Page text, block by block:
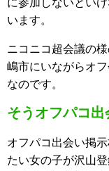
に参加しないとい
います。
ニコニコ超会議の
嶋市にいながらオ
なのです。
そうオフパコ出
オフパコ出会い掲
たい女の子が沢山